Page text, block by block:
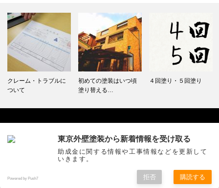
初めての塗装はいつ頃
塗り替える…
４回塗り・５回塗り
どうして工事金額に各
Facebook
Copyright © 価格と耐用年数に特化した東京外壁塗装All Rights Reserved.
東京外壁塗装から新着情報を受け取る
助成金に関する情報や工事情報などを更新して
いきます。
Powered by Push7 拒否 購読する